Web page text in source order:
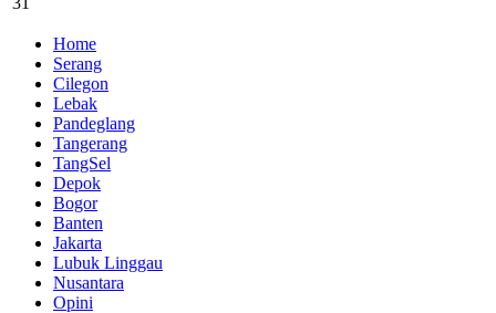
Home
Serang
Cilegon
Lebak
Pandeglang
Tangerang
TangSel
Depok
Bogor
Banten
Jakarta
Lubuk Linggau
Nusantara
Opini